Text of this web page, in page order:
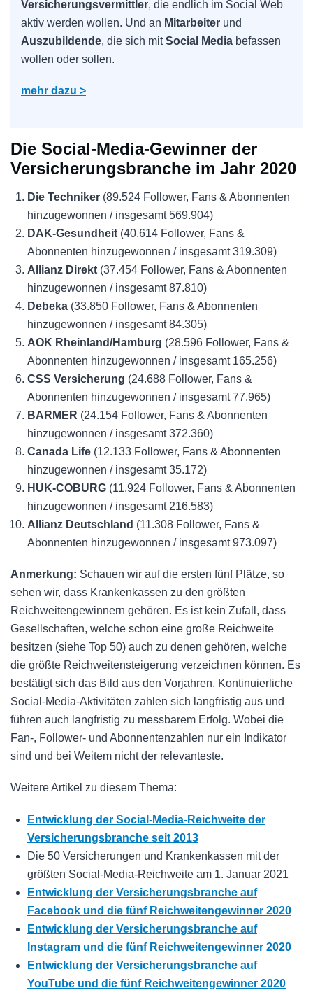
Versicherungsvermittler, die endlich im Social Web
aktiv werden wollen. Und an Mitarbeiter und
Auszubildende, die sich mitSocial Media befassen
wollen oder sollen.
mehr dazu >
Die Social-Media-Gewinner der
Versicherungsbranche im Jahr 2020
Die Techniker (89.524 Follower, Fans & Abonnenten
hinzugewonnen / insgesamt 569.904)
DAK-Gesundheit (40.614 Follower, Fans &
Abonnenten hinzugewonnen / insgesamt 319.309)
Allianz Direkt (37.454 Follower, Fans & Abonnenten
hinzugewonnen / insgesamt 87.810)
Debeka (33.850 Follower, Fans & Abonnenten
hinzugewonnen / insgesamt 84.305)
AOK Rheinland/Hamburg (28.596 Follower, Fans &
Abonnenten hinzugewonnen / insgesamt 165.256)
CSS Versicherung (24.688 Follower, Fans &
Abonnenten hinzugewonnen / insgesamt 77.965)
BARMER (24.154 Follower, Fans & Abonnenten
hinzugewonnen / insgesamt 372.360)
Canada Life (12.133 Follower, Fans & Abonnenten
hinzugewonnen / insgesamt 35.172)
HUK-COBURG (11.924 Follower, Fans & Abonnenten
hinzugewonnen / insgesamt 216.583)
Allianz Deutschland (11.308 Follower, Fans &
Abonnenten hinzugewonnen / insgesamt 973.097)
Anmerkung: Schauen wir auf die ersten fünf Plätze, so
sehen wir, dass Krankenkassen zu den größten
Reichweitengewinnern gehören. Es ist kein Zufall, dass
Gesellschaften, welche schon eine große Reichweite
besitzen (siehe Top 50) auch zu denen gehören, welche
die größte Reichweitensteigerung verzeichnen können. Es
bestätigt sich das Bild aus den Vorjahren. Kontinuierliche
Social-Media-Aktivitäten zahlen sich langfristig aus und
führen auch langfristig zu messbarem Erfolg. Wobei die
Fan-, Follower- und Abonnentenzahlen nur ein Indikator
sind und bei Weitem nicht der relevanteste.
Weitere Artikel zu diesem Thema:
Entwicklung der Social-Media-Reichweite der
Versicherungsbranche seit 2013
Die 50 Versicherungen und Krankenkassen mit der
größten Social-Media-Reichweite am 1. Januar 2021
Entwicklung der Versicherungsbranche auf
Facebook und die fünf Reichweitengewinner 2020
Entwicklung der Versicherungsbranche auf
Instagram und die fünf Reichweitengewinner 2020
Entwicklung der Versicherungsbranche auf
YouTube und die fünf Reichweitengewinner 2020